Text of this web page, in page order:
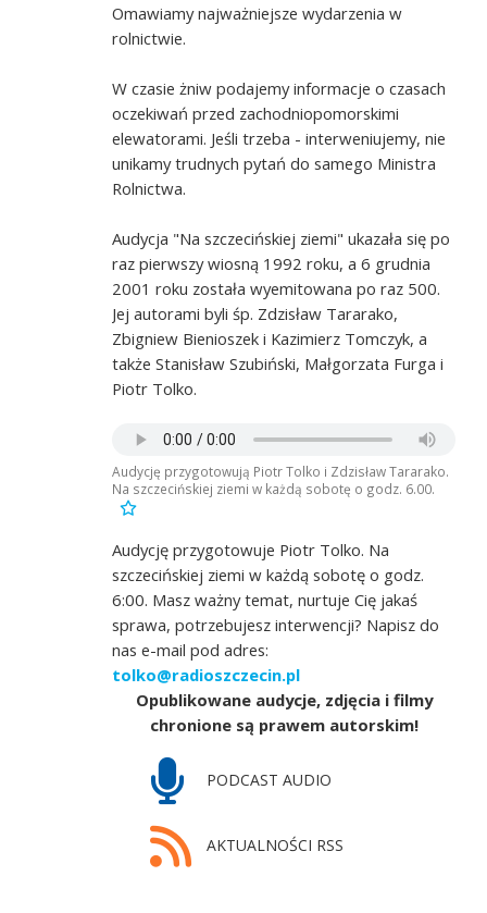
Omawiamy najważniejsze wydarzenia w
rolnictwie.
W czasie żniw podajemy informacje o czasach
oczekiwań przed zachodniopomorskimi
elewatorami. Jeśli trzeba - interweniujemy, nie
unikamy trudnych pytań do samego Ministra
Rolnictwa.
Audycja "Na szczecińskiej ziemi" ukazała się po
raz pierwszy wiosną 1992 roku, a 6 grudnia
2001 roku została wyemitowana po raz 500.
Jej autorami byli śp. Zdzisław Tararako,
Zbigniew Bienioszek i Kazimierz Tomczyk, a
także Stanisław Szubiński, Małgorzata Furga i
Piotr Tolko.
Audycję przygotowują Piotr Tolko i Zdzisław Tararako.
Na szczecińskiej ziemi w każdą sobotę o godz. 6.00.
Audycję przygotowuje Piotr Tolko. Na
szczecińskiej ziemi w każdą sobotę o godz.
6:00. Masz ważny temat, nurtuje Cię jakaś
sprawa, potrzebujesz interwencji? Napisz do
nas e-mail pod adres:
tolko@radioszczecin.pl
Opublikowane audycje, zdjęcia i filmy
chronione są prawem autorskim!
PODCAST AUDIO
AKTUALNOŚCI RSS